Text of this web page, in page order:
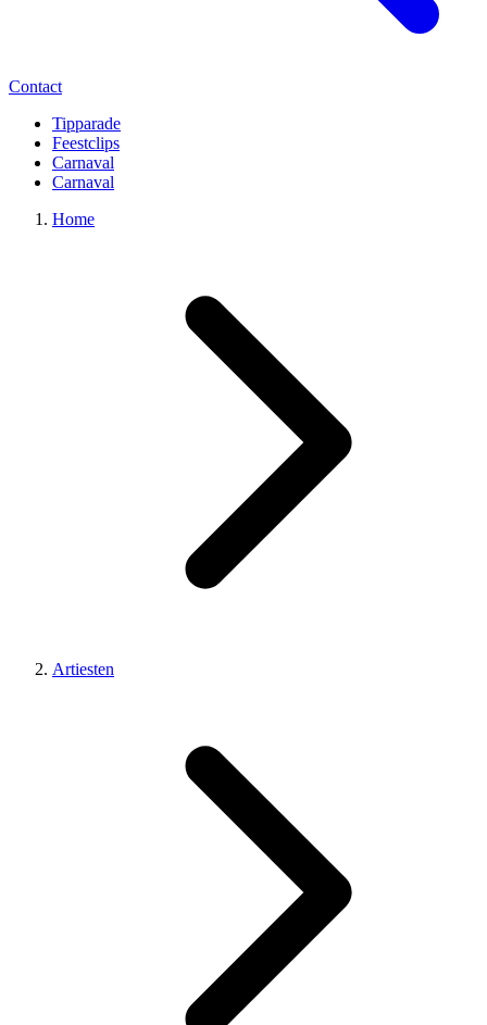
Contact
Tipparade
Feestclips
Carnaval
Carnaval
Home
Artiesten